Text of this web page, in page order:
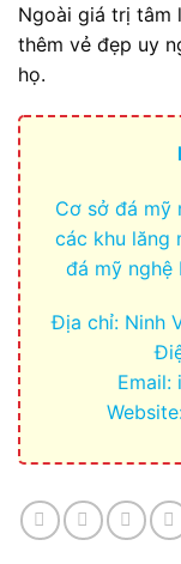
Ngoài giá trị tâm
thêm vẻ đẹp uy
họ.
Cơ sở đá mỹ
các khu lăng
đá mỹ nghệ
Địa chỉ: Ninh
Email: